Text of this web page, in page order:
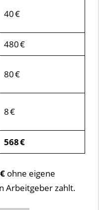
40 €
480 €
80 €
8 €
568 €
ohne eigene
Arbeitgeber zahlt.